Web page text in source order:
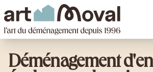
art Moval
Déménagement